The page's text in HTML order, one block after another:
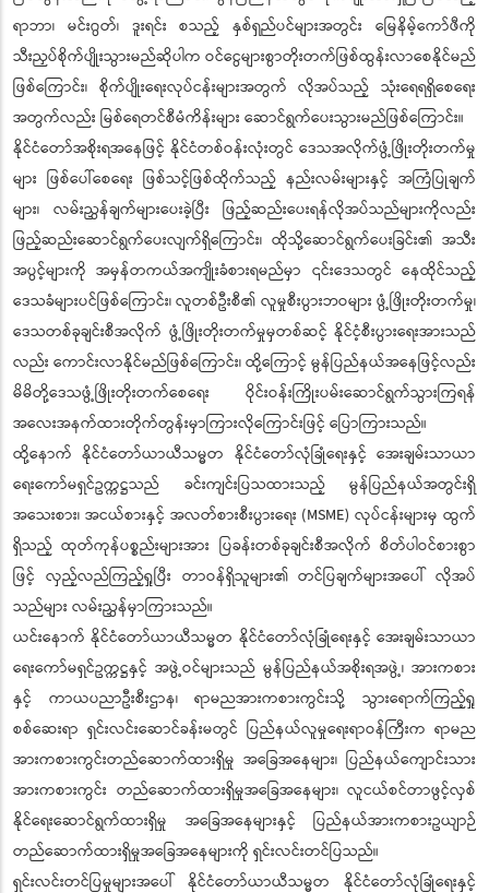
ရာဘာ၊ မင်းဂွတ်၊ ဒူးရင်း စသည့် နှစ်ရှည်ပင်များအတွင်း မြေနိမ့်ကော်ဖီကို
သီးညှပ်စိုက်ပျိုးသွားမည်ဆိုပါက ဝင်ငွေများစွာတိုးတက်ဖြစ်ထွန်းလာစေနိုင်မည်
ဖြစ်ကြောင်း၊ စိုက်ပျိုးရေးလုပ်ငန်းများအတွက် လိုအပ်သည့် သုံးရေရရှိစေရေး
အတွက်လည်း မြစ်ရေတင်စီမံကိန်းများ ဆောင်ရွက်ပေးသွားမည်ဖြစ်ကြောင်း။
နိုင်ငံတော်အစိုးရအနေဖြင့် နိုင်ငံတစ်ဝန်းလုံးတွင် ဒေသအလိုက်ဖွံ့ဖြိုးတိုးတက်မှု
များ ဖြစ်ပေါ်စေရေး ဖြစ်သင့်ဖြစ်ထိုက်သည့် နည်းလမ်းများနှင့် အကြံပြုချက်
များ၊ လမ်းညွှန်ချက်များပေးခဲ့ပြီး ဖြည့်ဆည်းပေးရန်လိုအပ်သည်များကိုလည်း
ဖြည့်ဆည်းဆောင်ရွက်ပေးလျက်ရှိကြောင်း၊ ထိုသို့ဆောင်ရွက်ပေးခြင်း၏ အသီး
အပွင့်များကို အမှန်တကယ်အကျိုးခံစားရမည်မှာ ၎င်းဒေသတွင် နေထိုင်သည့်
ဒေသခံများပင်ဖြစ်ကြောင်း၊ လူတစ်ဦးစီ၏ လူမှုစီးပွားဘဝများ ဖွံ့ဖြိုးတိုးတက်မှု၊
ဒေသတစ်ခုချင်းစီအလိုက် ဖွံ့ဖြိုးတိုးတက်မှုမှတစ်ဆင့် နိုင်ငံ့စီးပွားရေးအားသည်
လည်း ကောင်းလာနိုင်မည်ဖြစ်ကြောင်း၊ ထို့ကြောင့် မွန်ပြည်နယ်အနေဖြင့်လည်း
မိမိတို့ဒေသဖွံ့ဖြိုးတိုးတက်စေရေး ဝိုင်းဝန်းကြိုးပမ်းဆောင်ရွက်သွားကြရန်
အလေးအနက်ထားတိုက်တွန်းမှာကြားလိုကြောင်းဖြင့် ပြောကြားသည်။
ထို့နောက် နိုင်ငံတော်ယာယီသမ္မတ နိုင်ငံတော်လုံခြုံရေးနှင့် အေးချမ်းသာယာ
ရေးကော်မရှင်ဥက္ကဋ္ဌသည် ခင်းကျင်းပြသထားသည့် မွန်ပြည်နယ်အတွင်းရှိ
အသေးစား၊ အငယ်စားနှင့် အလတ်စားစီးပွားရေး (MSME) လုပ်ငန်းများမှ ထွက်
ရှိသည့် ထုတ်ကုန်ပစ္စည်းများအား ပြခန်းတစ်ခုချင်းစီအလိုက် စိတ်ပါဝင်စားစွာ
ဖြင့် လှည့်လည်ကြည့်ရှုပြီး တာဝန်ရှိသူများ၏ တင်ပြချက်များအပေါ် လိုအပ်
သည်များ လမ်းညွှန်မှာကြားသည်။
ယင်းနောက် နိုင်ငံတော်ယာယီသမ္မတ နိုင်ငံတော်လုံခြုံရေးနှင့် အေးချမ်းသာယာ
ရေးကော်မရှင်ဥက္ကဋ္ဌနှင့် အဖွဲ့ဝင်များသည် မွန်ပြည်နယ်အစိုးရအဖွဲ့၊ အားကစား
နှင့် ကာယပညာဦးစီးဌာန၊ ရာမညအားကစားကွင်းသို့ သွားရောက်ကြည့်ရှု
စစ်ဆေးရာ ရှင်းလင်းဆောင်ခန်းမတွင် ပြည်နယ်လူမှုရေးရာဝန်ကြီးက ရာမည
အားကစားကွင်းတည်ဆောက်ထားရှိမှု အခြေအနေများ၊ ပြည်နယ်ကျောင်းသား
အားကစားကွင်း တည်ဆောက်ထားရှိမှုအခြေအနေများ၊ လူငယ်စင်တာဖွင့်လှစ်
နိုင်ရေးဆောင်ရွက်ထားရှိမှု အခြေအနေများနှင့် ပြည်နယ်အားကစားဥယျာဉ်
တည်ဆောက်ထားရှိမှုအခြေအနေများကို ရှင်းလင်းတင်ပြသည်။
ရှင်းလင်းတင်ပြမှုများအပေါ် နိုင်ငံတော်ယာယီသမ္မတ နိုင်ငံတော်လုံခြုံရေးနှင့်